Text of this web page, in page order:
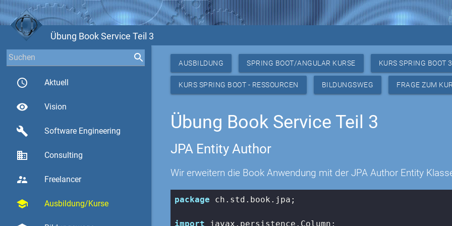
Übung Book Service Teil 3
access_time Aktuell
visibility Vision
build Software Engineering
business Consulting
supervisor_account Freelancer
school Ausbildung/Kurse
AUSBILDUNG SPRING BOOT/ANGULAR KURSE KURS SPRING BOOT 3
KURS SPRING BOOT - RESSOURCEN BILDUNGSWEG FRAGE ZUM
Übung Book Service Teil 3
JPA Entity Author
Wir erweitern die Book Anwendung mit der JPA Author Entity
package ch.std.book.jpa;
import